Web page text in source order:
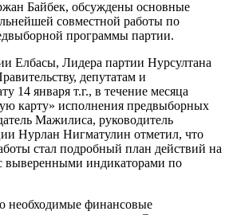
Байбек, обсуждены основные
совместной работы по
программы партии.
Елбасы, Лидера партии Нурсултана
депутатам и
14 января т.г., в течение месяца
карту» исполнения предвыборных
Мажилиса, руководитель
Нурлан Нигматулин отметил, что
стал подробный план действий на
выверенными индикаторами по
необходимые финансовые